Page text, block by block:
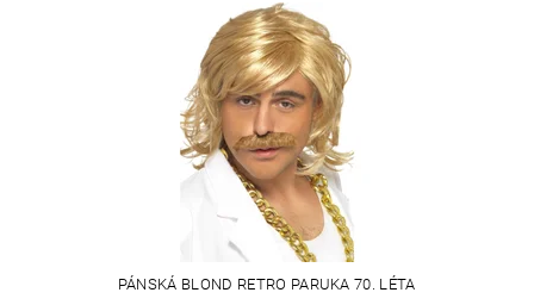
PÁNSKÁ BLOND RETRO PARUKA 70. LÉTA